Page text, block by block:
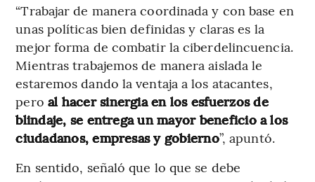
“Trabajar de manera coordinada y con base en
unas políticas bien definidas y claras es la
mejor forma de combatir la ciberdelincuencia.
Mientras trabajemos de manera aislada le
estaremos dando la ventaja a los atacantes,
pero al hacer sinergia en los esfuerzos de
blindaje, se entrega un mayor beneficio a los
ciudadanos, empresas y gobierno”, apuntó.
En sentido, señaló que lo que se debe